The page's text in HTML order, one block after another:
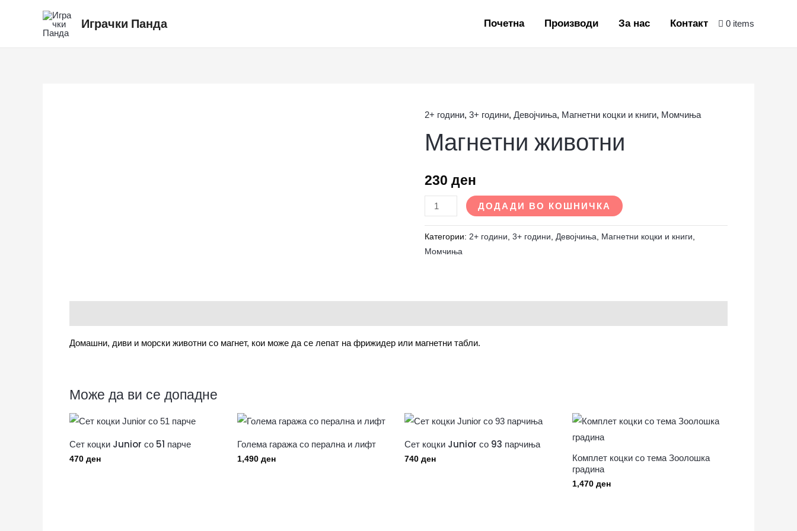
Играчки Панда Почетна Производи За нас Контакт 0 items
2+ години,3+ години,Девојчиња, Магнетни коцки и книги, Момчиња
Магнетни животни
230ден
Магнетни
животни
количина
ДОДАДИ ВО КОШНИЧКА
Категории:2+ години,3+ години,Девојчиња, Магнетни коцки и книги,
Момчиња
Домашни, диви и морски животни со магнет, кои може да се лепат на фрижидер или магнетни табли.
Може да ви се допадне
Сет коцки Junior со 51 парче
470 ден
Голема гаража со перална и лифт
1,490 ден
Сет коцки Junior со 93 парчиња
740 ден
Комплет коцки со тема Зоолошка
градина
1,470 ден